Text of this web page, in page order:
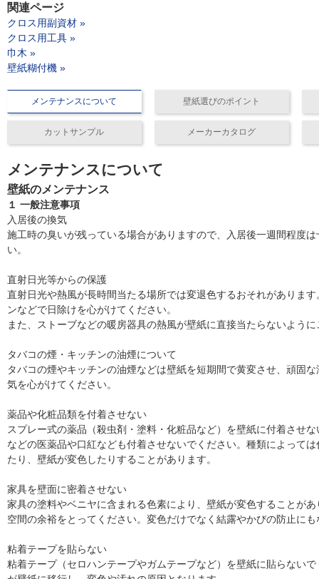
関連ページ
クロス用副資材 »
クロス用工具 »
巾木 »
壁紙糊付機 »
メンテナンスについて 壁紙選びのポイント
カットサンプル メーカーカタログ
メンテナンスについて
壁紙のメンテナンス
１ 一般注意事項
入居後の換気
施工時の臭いが残っている場合がありますので、入居後一週間程度
い。
直射日光等からの保護
直射日光や熱風が長時間当たる場所では変退色するおそれがありま
ンなどで日除けを心がけてください。
また、ストーブなどの暖房器具の熱風が壁紙に直接当たらないよう
タバコの煙・キッチンの油煙について
タバコの煙やキッチンの油煙などは壁紙を短期間で黄変させ、頑固
気を心がけてください。
薬品や化粧品類を付着させない
スプレー式の薬品（殺虫剤・塗料・化粧品など）を壁紙に付着させ
などの医薬品や口紅なども付着させないでください。種類によって
たり、壁紙が変色したりすることがあります。
家具を壁面に密着させない
家具の塗料やベニヤに含まれる色素により、壁紙が変色することが
空間の余裕をとってください。変色だけでなく結露やかびの防止に
粘着テープを貼らない
粘着テープ（セロハンテープやガムテープなど）を壁紙に貼らない